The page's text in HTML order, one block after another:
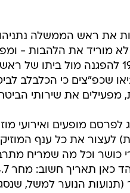
את ראש הממשלה
לא מוריד את הלהבות -
לציבור להגיע מחר ב-19:30
שכפ"צים כי הכלבלב
מפעילים את שירותי
מופעים ואירועי
את כל ענף
כושר וכל מה שמריח
הנוער למשל,